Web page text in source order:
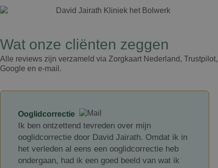
Wat onze cliënten zeggen​
Alle reviews zijn verzameld via Zorgkaart Nederland, Trustpilot,
Google en e-mail.
Ooglidcorrectie
Ik ben ontzettend tevreden over mijn
ooglidcorrectie door David Jairath. Omdat ik in
het verleden al eens een ooglidcorrectie heb
ondergaan, had ik een goed beeld van wat ik